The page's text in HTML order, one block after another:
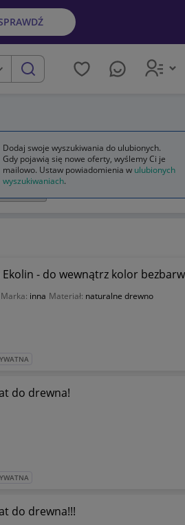
szukaj
- do wewnątrz kolor
Marka: inna Materiał: naturalne drewno
do drewna!
do drewna!!!
Dodaj swoje wyszukiwania do ulubionych.
Gdy pojawią się nowe oferty, wyślemy Ci je
mailowo. Ustaw powiadomienia w ulubionych
wyszukiwaniach.